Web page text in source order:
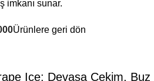
Ürünlere geri dön
Ice: Devasa Çekim, Buz